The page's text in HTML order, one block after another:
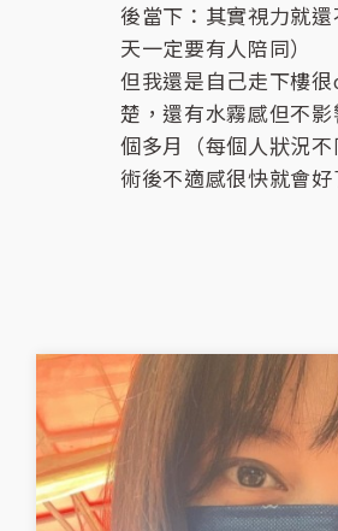
後當下：其實視力就
天一定要有人陪同）
但我還是自己走下樓
楚，還有水霧感但不
個多月（每個人狀況
術後不適感很快就會好